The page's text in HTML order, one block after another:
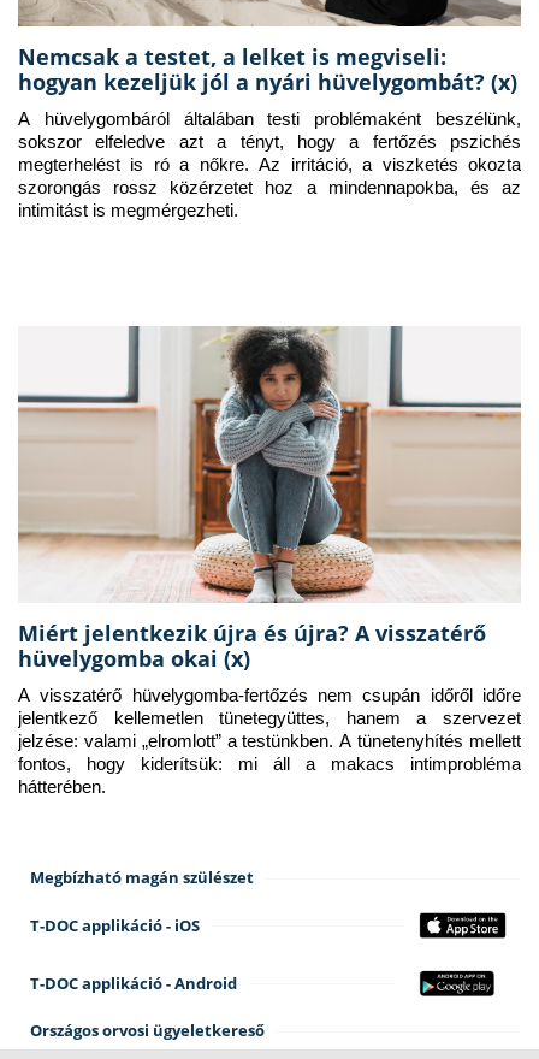
Nemcsak a testet, a lelket is megviseli:
hogyan kezeljük jól a nyári hüvelygombát? (x)
A hüvelygombáról általában testi problémaként beszélünk,
sokszor elfeledve azt a tényt, hogy a fertőzés pszichés
megterhelést is ró a nőkre. Az irritáció, a viszketés okozta
szorongás rossz közérzetet hoz a mindennapokba, és az
intimitást is megmérgezheti.
Miért jelentkezik újra és újra? A visszatérő
hüvelygomba okai (x)
A visszatérő hüvelygomba-fertőzés nem csupán időről időre
jelentkező kellemetlen tünetegyüttes, hanem a szervezet
jelzése: valami „elromlott” a testünkben. A tünetenyhítés mellett
fontos, hogy kiderítsük: mi áll a makacs intimprobléma
hátterében.
Megbízható magán szülészet
T-DOC applikáció - iOS
T-DOC applikáció - Android
Országos orvosi ügyeletkereső